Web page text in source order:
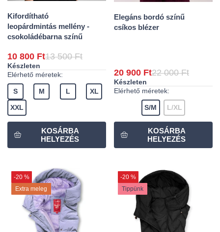
Kifordítható
leopárdmintás mellény -
csokoládébarna színű
10 800 Ft13 500 Ft
Készleten
Elérhető méretek:
S M L XL
XXL
Elegáns bordó színű
csíkos blézer
20 900 Ft22 000 Ft
Készleten
Elérhető méretek:
S/M L/XL
-20 %
Extra meleg
-20 %
Tippünk